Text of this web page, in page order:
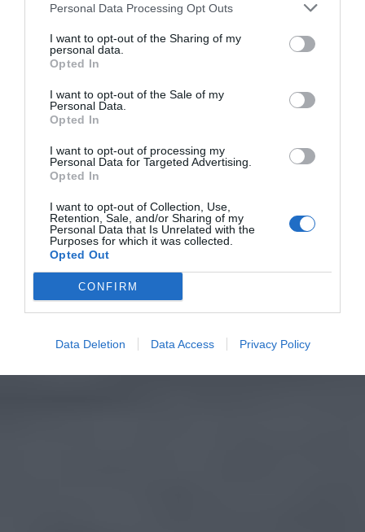
Personal Data Processing Opt Outs
I want to opt-out of the Sharing of my
personal data.
Opted In
I want to opt-out of the Sale of my
Personal Data.
Opted In
I want to opt-out of processing my
Personal Data for Targeted Advertising.
Opted In
I want to opt-out of Collection, Use,
Retention, Sale, and/or Sharing of my
Personal Data that Is Unrelated with the
Purposes for which it was collected.
Opted Out
CONFIRM
Data Deletion Data Access Privacy Policy